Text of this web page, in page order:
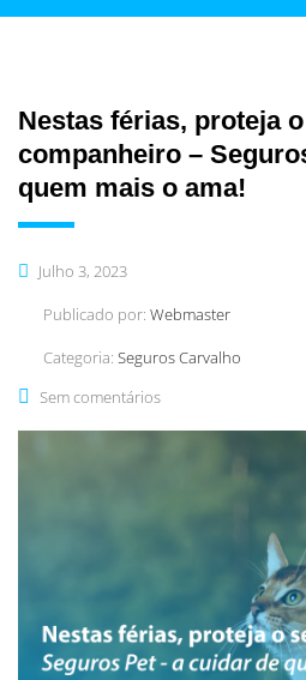
Nestas férias, proteja
companheiro –
quem mais o ama!
Julho 3, 2023
Publicado por: Webmaster
Categoria: Seguros Carvalho
Sem comentários